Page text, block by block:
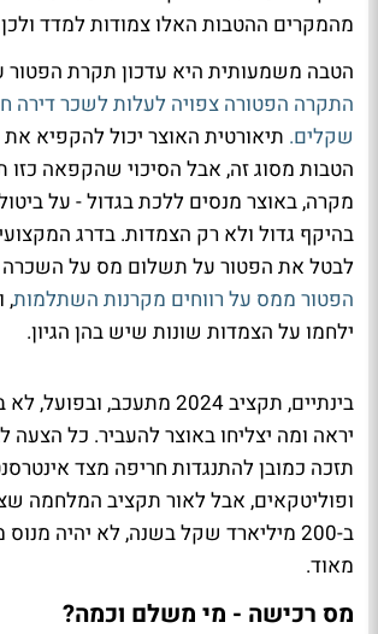
מהמקרים ההטבות האלו צמודות למדד ולכן
הטבה משמעותית היא עדכון תקרת הפטור
שקלים. תיאורטית האוצר יכול להקפיא
הטבות מסוג זה, אבל הסיכוי שהקפאה כזו
מקרה, באוצר מנסים ללכת בגדול - על
בהיקף גדול ולא רק הצמדות. בדרג
לבטל את הפטור על תשלום מס על השכרה
הפטור ממס על רווחים מקרנות השתלמות,
ילחמו על הצמדות שונות שיש בהן הגיון.
בינתיים, תקציב 2024 מתעכב,
יראה ומה יצליחו באוצר להעביר. כל הצעה
תזכה כמובן להתנגדות חריפה מצד
ופוליטקאים, אבל לאור תקציב המלחמה
ב-200 מיליארד שקל בשנה, לא יהיה
מאוד.
מס רכישה - מי משלם וכמה?